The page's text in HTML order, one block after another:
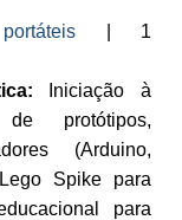
| 1
Iniciação à
protótipos,
(Arduino,
Spike para
para